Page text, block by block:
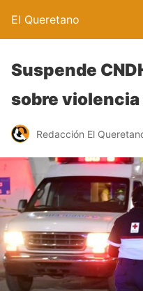
El Queretano
Suspende
sobre violencia
Redacción El